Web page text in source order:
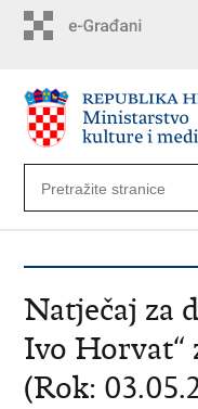
Natječaj za
Ivo Horvat“
(Rok: